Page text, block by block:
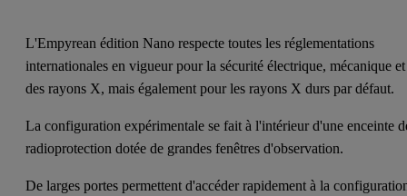
L'Empyrean édition Nano respecte toutes les réglementations
internationales en vigueur pour la sécurité électrique, mécanique et
des rayons X, mais également pour les rayons X durs par défaut.
La configuration expérimentale se fait à l'intérieur d'une enceinte
radioprotection dotée de grandes fenêtres d'observation.
De larges portes permettent d'accéder rapidement à la